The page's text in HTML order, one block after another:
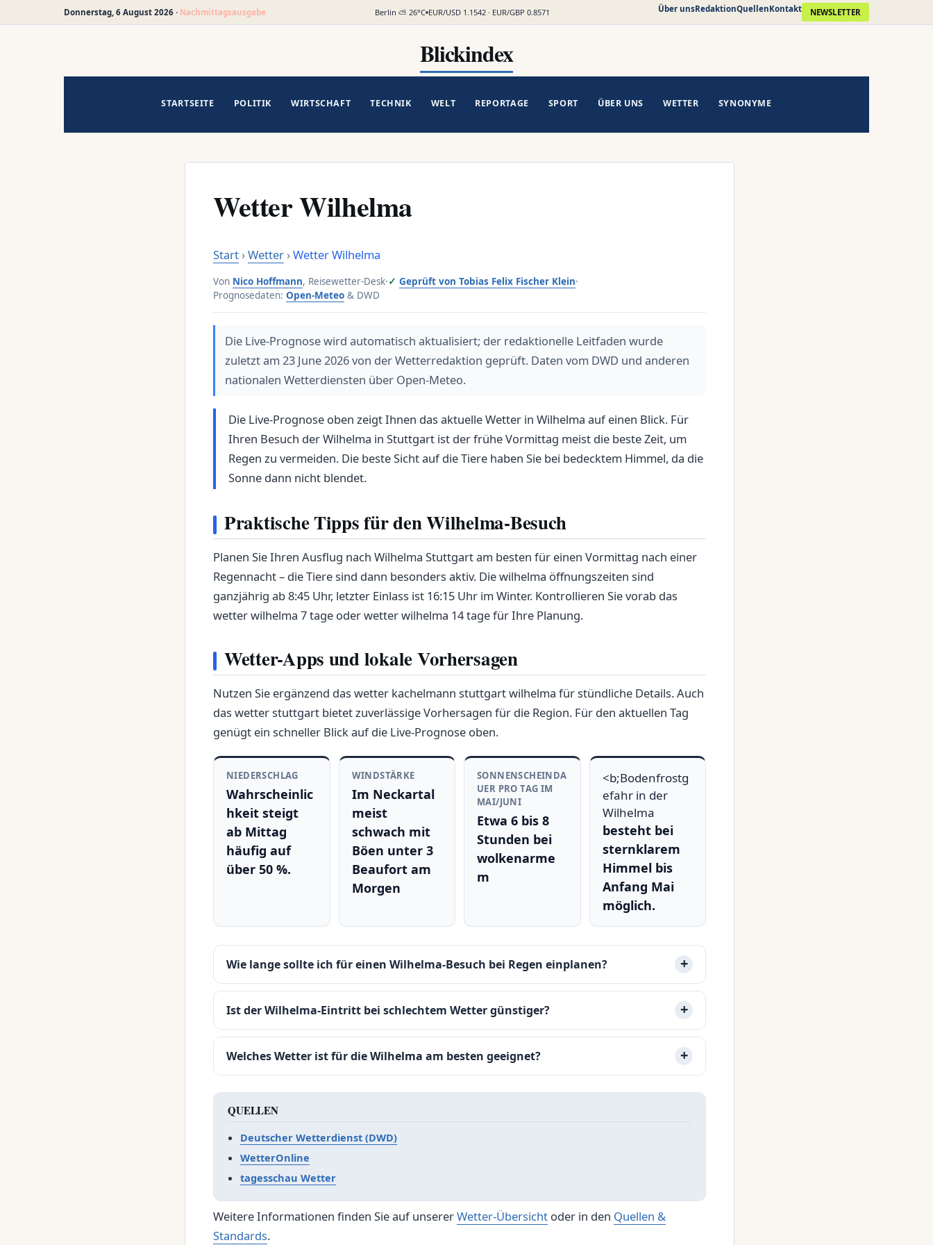
Donnerstag, 6 August 2026 · Nachmittagsausgabe Berlin ⛅ 26°C EUR/USD 1.1542 · EUR/GBP 0.8571 Über unsRedaktionQuellenKontakt NEWSLETTER
Blickindex
STARTSEITE POLITIK WIRTSCHAFT TECHNIK WELT REPORTAGE SPORT ÜBER UNS WETTER SYNONYME
Wetter Wilhelma
Start ›Wetter ›Wetter Wilhelma
Von Nico Hoffmann, Reisewetter-Desk· Geprüft von Tobias Felix Fischer Klein·
Prognosedaten: Open-Meteo & DWD
Die Live-Prognose wird automatisch aktualisiert; der redaktionelle Leitfaden wurde
zuletzt am 23 June 2026 von der Wetterredaktion geprüft. Daten vom DWD und anderen
nationalen Wetterdiensten über Open-Meteo.
Die Live-Prognose oben zeigt Ihnen das aktuelle Wetter in Wilhelma auf einen Blick. Für
Ihren Besuch der Wilhelma in Stuttgart ist der frühe Vormittag meist die beste Zeit, um
Regen zu vermeiden. Die beste Sicht auf die Tiere haben Sie bei bedecktem Himmel, da die
Sonne dann nicht blendet.
Praktische Tipps für den Wilhelma-Besuch
Planen Sie Ihren Ausflug nach Wilhelma Stuttgart am besten für einen Vormittag nach einer
Regennacht – die Tiere sind dann besonders aktiv. Die wilhelma öffnungszeiten sind
ganzjährig ab 8:45 Uhr, letzter Einlass ist 16:15 Uhr im Winter. Kontrollieren Sie vorab das
wetter wilhelma 7 tage oder wetter wilhelma 14 tage für Ihre Planung.
Wetter-Apps und lokale Vorhersagen
Nutzen Sie ergänzend das wetter kachelmann stuttgart wilhelma für stündliche Details. Auch
das wetter stuttgart bietet zuverlässige Vorhersagen für die Region. Für den aktuellen Tag
genügt ein schneller Blick auf die Live-Prognose oben.
NIEDERSCHLAG
Wahrscheinlic
hkeit steigt
ab Mittag
häufig auf
über 50 %.
WINDSTÄRKE
Im Neckartal
meist
schwach mit
Böen unter 3
Beaufort am
Morgen
SONNENSCHEINDA
UER PRO TAG IM
MAI/JUNI
Etwa 6 bis 8
Stunden bei
wolkenarme
m
<b;Bodenfrostg
efahr in der
Wilhelma
besteht bei
sternklarem
Himmel bis
Anfang Mai
möglich.
Wie lange sollte ich für einen Wilhelma-Besuch bei Regen einplanen?
Ist der Wilhelma-Eintritt bei schlechtem Wetter günstiger?
Welches Wetter ist für die Wilhelma am besten geeignet?
QUELLEN
Deutscher Wetterdienst (DWD)
WetterOnline
tagesschau Wetter
Weitere Informationen finden Sie auf unsererWetter-Übersicht oder in den Quellen &
Standards.